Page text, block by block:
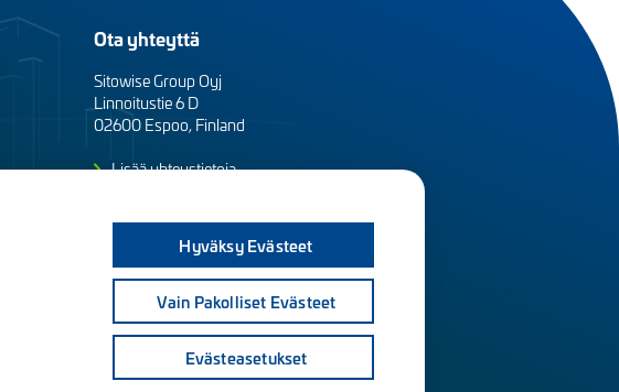
Ota yhteyttä
Sitowise Group Oyj
Linnoitustie 6 D
02600 Espoo, Finland
Lisää yhteystietoja
Hyväksy Evästeet
Vain Pakolliset Evästeet
Evästeasetukset